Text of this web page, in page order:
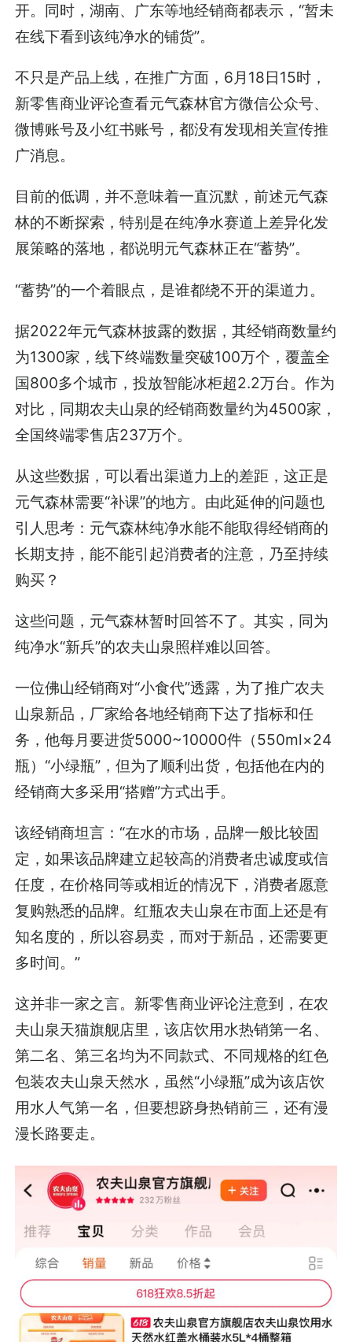
开。同时，湖南、广东等地经销商都表示，“暂未
在线下看到该纯净水的铺货”。
不只是产品上线，在推广方面，6月18日15时，
新零售商业评论查看元气森林官方微信公众号、
微博账号及小红书账号，都没有发现相关宣传推
广消息。
目前的低调，并不意味着一直沉默，前述元气森
林的不断探索，特别是在纯净水赛道上差异化发
展策略的落地，都说明元气森林正在“蓄势”。
“蓄势”的一个着眼点，是谁都绕不开的渠道力。
据2022年元气森林披露的数据，其经销商数量约
为1300家，线下终端数量突破100万个，覆盖全
国800多个城市，投放智能冰柜超2.2万台。作为
对比，同期农夫山泉的经销商数量约为4500家，
全国终端零售店237万个。
从这些数据，可以看出渠道力上的差距，这正是
元气森林需要“补课”的地方。由此延伸的问题也
引人思考：元气森林纯净水能不能取得经销商的
长期支持，能不能引起消费者的注意，乃至持续
购买？
这些问题，元气森林暂时回答不了。其实，同为
纯净水“新兵”的农夫山泉照样难以回答。
一位佛山经销商对“小食代”透露，为了推广农夫
山泉新品，厂家给各地经销商下达了指标和任
务，他每月要进货5000~10000件（550ml×24
瓶）“小绿瓶”，但为了顺利出货，包括他在内的
经销商大多采用“搭赠”方式出手。
该经销商坦言：“在水的市场，品牌一般比较固
定，如果该品牌建立起较高的消费者忠诚度或信
任度，在价格同等或相近的情况下，消费者愿意
复购熟悉的品牌。红瓶农夫山泉在市面上还是有
知名度的，所以容易卖，而对于新品，还需要更
多时间。”
这并非一家之言。新零售商业评论注意到，在农
夫山泉天猫旗舰店里，该店饮用水热销第一名、
第二名、第三名均为不同款式、不同规格的红色
包装农夫山泉天然水，虽然“小绿瓶”成为该店饮
用水人气第一名，但要想跻身热销前三，还有漫
漫长路要走。